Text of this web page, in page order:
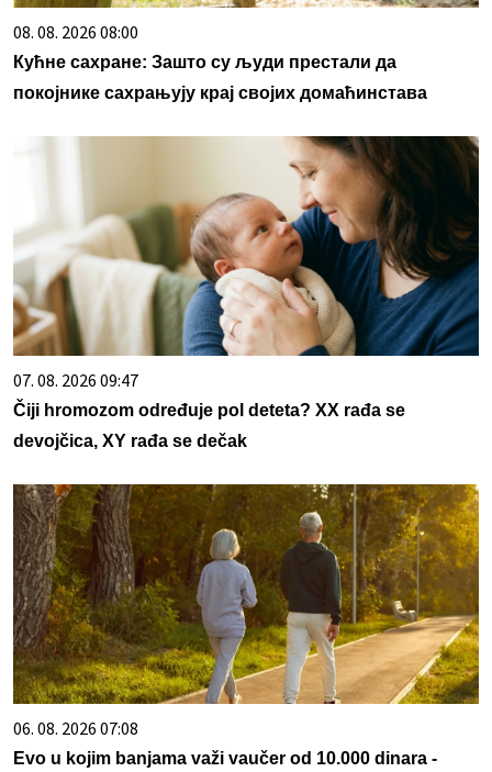
08. 08. 2026 08:00
Кућне сахране: Зашто су људи престали да
покојнике сахрањују крај својих домаћинстава
07. 08. 2026 09:47
Čiji hromozom određuje pol deteta? XX rađa se
devojčica, XY rađa se dečak
06. 08. 2026 07:08
Evo u kojim banjama važi vaučer od 10.000 dinara -